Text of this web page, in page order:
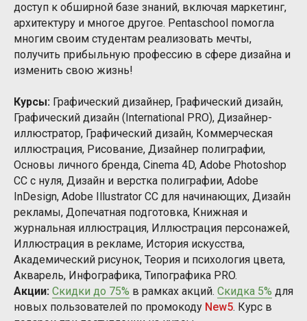
доступ к обширной базе знаний, включая маркетинг,
архитектуру и многое другое. Pentaschool помогла
многим своим студентам реализовать мечты,
получить прибыльную профессию в сфере дизайна и
изменить свою жизнь!
Курсы: Графический дизайнер, Графический дизайн,
Графический дизайн (International PRO), Дизайнер-
иллюстратор, Графический дизайн, Коммерческая
иллюстрация, Рисование, Дизайнер полиграфии,
Основы личного бренда, Cinema 4D, Adobe Photoshop
СС с нуля, Дизайн и верстка полиграфии, Adobe
InDesign, Adobe Illustrator CC для начинающих, Дизайн
рекламы, Допечатная подготовка, Книжная и
журнальная иллюстрация, Иллюстрация персонажей,
Иллюстрация в рекламе, История искусства,
Академический рисунок, Теория и психология цвета,
Акварель, Инфографика, Типографика PRO.
Акции: Скидки до 75% в рамках акций. Скидка 5% для
новых пользователей по промокоду New5. Курс в